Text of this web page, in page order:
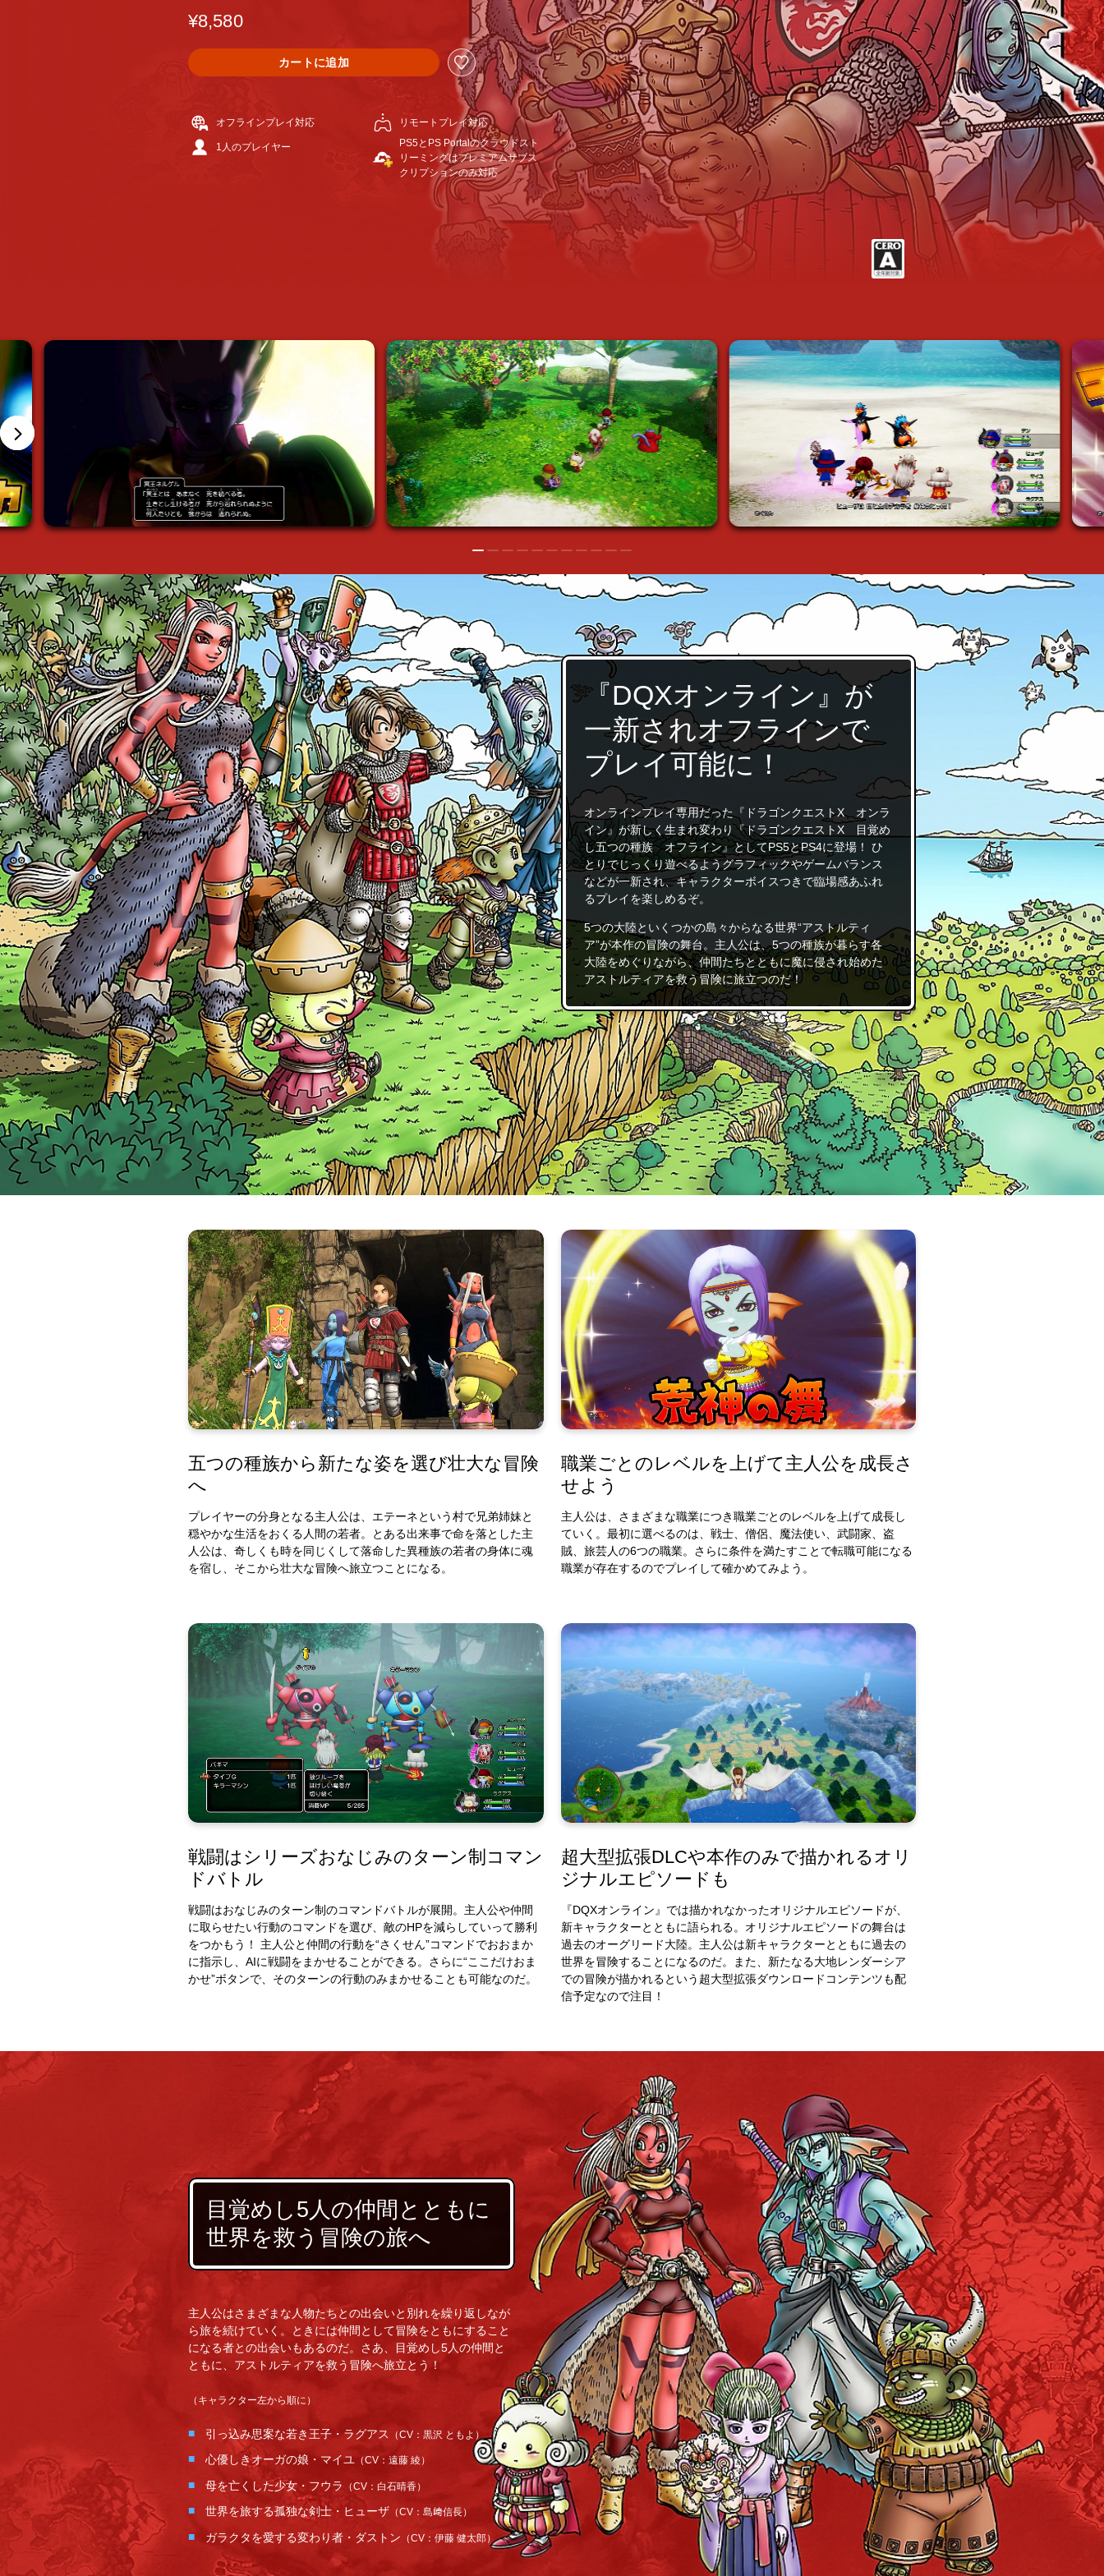
¥8,580
カートに追加
オフラインプレイ対応
1人のプレイヤー
リモートプレイ対応
PS5とPS Portalのクラウドスト
リーミングはプレミアムサブス
クリプションのみ対応
『DQXオンライン』が
一新されオフラインで
プレイ可能に！
オンラインプレイ専用だった『ドラゴンクエストX オンラ
イン』が新しく生まれ変わり『ドラゴンクエストX 目覚め
し五つの種族 オフライン』としてPS5とPS4に登場！ ひ
とりでじっくり遊べるようグラフィックやゲームバランス
などが一新され、キャラクターボイスつきで臨場感あふれ
るプレイを楽しめるぞ。
5つの大陸といくつかの島々からなる世界“アストルティ
ア”が本作の冒険の舞台。主人公は、5つの種族が暮らす各
大陸をめぐりながら、仲間たちとともに魔に侵され始めた
アストルティアを救う冒険に旅立つのだ！
五つの種族から新たな姿を選び壮大な冒険
へ
プレイヤーの分身となる主人公は、エテーネという村で兄弟姉妹と
穏やかな生活をおくる人間の若者。とある出来事で命を落とした主
人公は、奇しくも時を同じくして落命した異種族の若者の身体に魂
を宿し、そこから壮大な冒険へ旅立つことになる。
職業ごとのレベルを上げて主人公を成長さ
せよう
主人公は、さまざまな職業につき職業ごとのレベルを上げて成長し
ていく。最初に選べるのは、戦士、僧侶、魔法使い、武闘家、盗
賊、旅芸人の6つの職業。さらに条件を満たすことで転職可能になる
職業が存在するのでプレイして確かめてみよう。
戦闘はシリーズおなじみのターン制コマン
ドバトル
戦闘はおなじみのターン制のコマンドバトルが展開。主人公や仲間
に取らせたい行動のコマンドを選び、敵のHPを減らしていって勝利
をつかもう！ 主人公と仲間の行動を“さくせん”コマンドでおおまか
に指示し、AIに戦闘をまかせることができる。さらに“ここだけおま
かせ”ボタンで、そのターンの行動のみまかせることも可能なのだ。
超大型拡張DLCや本作のみで描かれるオリ
ジナルエピソードも
『DQXオンライン』では描かれなかったオリジナルエピソードが、
新キャラクターとともに語られる。オリジナルエピソードの舞台は
過去のオーグリード大陸。主人公は新キャラクターとともに過去の
世界を冒険することになるのだ。また、新たなる大地レンダーシア
での冒険が描かれるという超大型拡張ダウンロードコンテンツも配
信予定なので注目！
目覚めし5人の仲間とともに
世界を救う冒険の旅へ
主人公はさまざまな人物たちとの出会いと別れを繰り返しなが
ら旅を続けていく。ときには仲間として冒険をともにすること
になる者との出会いもあるのだ。さあ、目覚めし5人の仲間と
ともに、アストルティアを救う冒険へ旅立とう！
（キャラクター左から順に）
引っ込み思案な若き王子・ラグアス （CV：黒沢 ともよ）
心優しきオーガの娘・マイユ （CV：遠藤 綾）
母を亡くした少女・フウラ （CV：白石晴香）
世界を旅する孤独な剣士・ヒューザ （CV：島﨑信長）
ガラクタを愛する変わり者・ダストン （CV：伊藤 健太郎）